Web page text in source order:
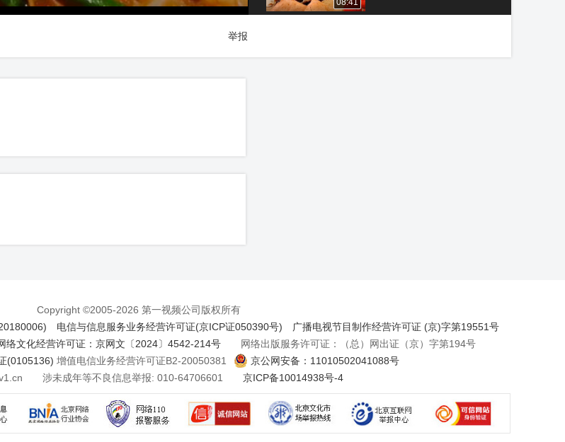
08:41
日本豆芽小哥
举报
Copyright ©2005-2026 第一视频公司版权所有
电信与信息服务业务经营许可证(京ICP证050390号)
广播电视节目制作经营许可证 (京)字第19551号
络文化经营许可证：京网文〔2024〕4542-214号网络出版服务许可证：（总）网出证（京）字第194号
(0105136) 增值电信业务经营许可证B2-20050381
京公网安备：11010502041088号
涉未成年等不良信息举报: 010-64706601 京ICP备10014938号-4